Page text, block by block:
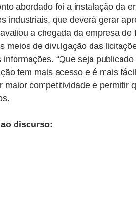
abordado foi a instalação da
industriais, que deverá gerar
a chegada da empresa
meios de divulgação das
informações. “Que seja
tem mais acesso e é mais
maior competitividade e permitir
discurso: